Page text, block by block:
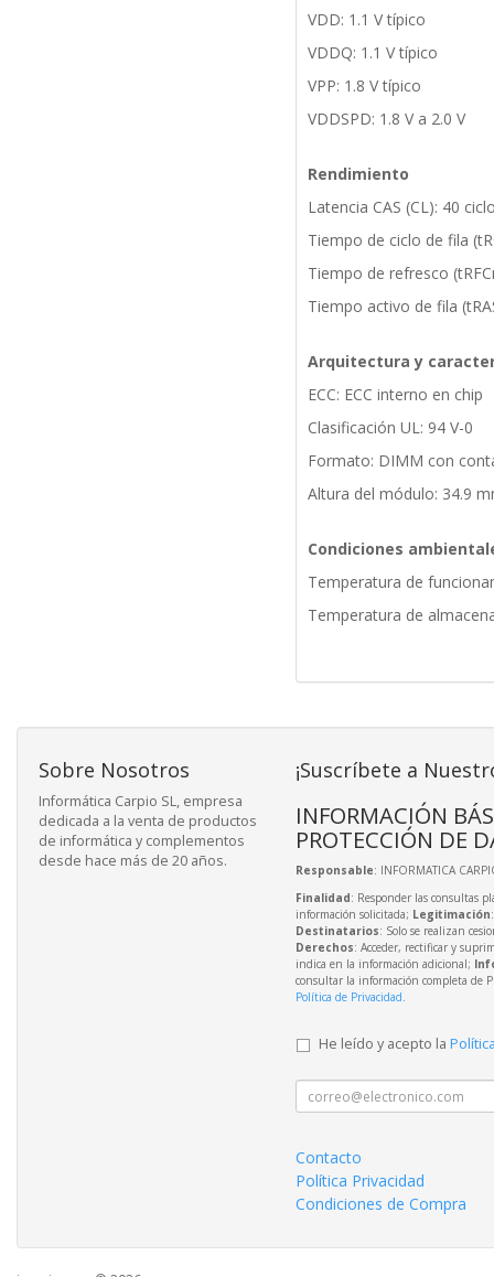
VDD: 1.1 V típico
VDDQ: 1.1 V típico
VPP: 1.8 V típico
VDDSPD: 1.8 V a 2.0 V
Rendimiento
Latencia CAS (CL): 40
Tiempo de ciclo de fila
Tiempo de refresco
Tiempo activo de fila
Arquitectura y
ECC: ECC interno en chip
Clasificación UL: 94 V-0
Formato: DIMM con
Altura del módulo: 34.9
Condiciones
Temperatura de
Temperatura de
Sobre Nosotros
Informática Carpio SL, empresa
dedicada a la venta de productos
de informática y complementos
desde hace más de 20 años.
¡Suscríbete a
INFORMACIÓN
PROTECCIÓN DE
Responsable: INFORMATICA
Finalidad: Responder las consultas
información solicitada; Legitimación
Destinatarios: Solo se realizan
Derechos: Acceder, rectificar y
indica en la información adicional;
consultar la información completa de
Política de Privacidad.
He leído y acepto la
Contacto
Política Privacidad
Condiciones de Compra